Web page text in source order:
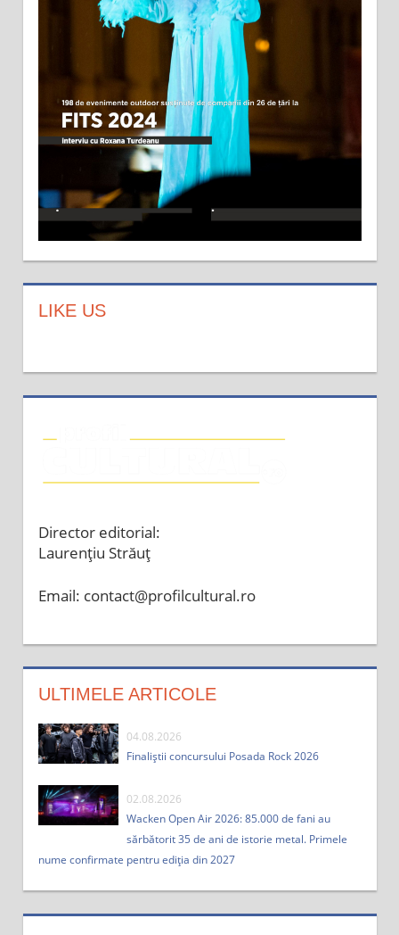
LIKE US
Director editorial:
Laurențiu Străuț
Email: contact@profilcultural.ro
ULTIMELE ARTICOLE
04.08.2026
Finaliștii concursului Posada Rock 2026
02.08.2026
Wacken Open Air 2026: 85.000 de fani au
sărbătorit 35 de ani de istorie metal. Primele
nume confirmate pentru ediția din 2027